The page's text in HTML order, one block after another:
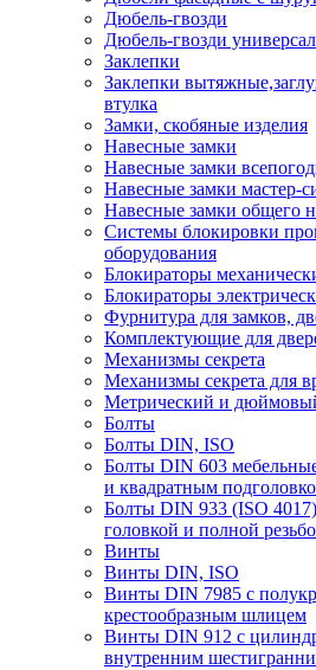
Дюбель-гвозди
Дюбель-гвозди
Заклепки
Заклепки
втулка
Замки, скобяные изделия
Навесные замки
Навесные замки
Навесные замки мастер-
Навесные замки общего
Системы блокировки
оборудования
Блокираторы
Блокираторы
Фурнитура для замков,
Комплектующие для
Механизмы секрета
Механизмы секрета для
Метрический и
Болты
Болты DIN, ISO
Болты DIN 603
и квадратным
Болты DIN 933 (ISO
головкой и полной
Винты
Винты DIN, ISO
Винты DIN 7985 с
крестообразным шлицем
Винты DIN 912 с
внутренним